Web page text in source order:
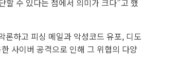
할 수 있다는 점에서 의미가 크다”고 했
론하고 피싱 메일과 악성코드 유포, 디도
사이버 공격으로 인해 그 위협의 다양